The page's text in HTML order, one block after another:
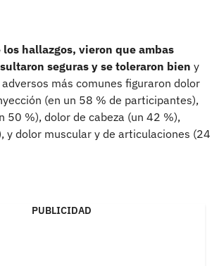
hallazgos, vieron que ambas
seguras y se toleraron bien y
más comunes figuraron dolor
(en un 58 % de participantes),
50 %), dolor de cabeza (un 42 %),
y dolor muscular y de articulaciones (24
PUBLICIDAD